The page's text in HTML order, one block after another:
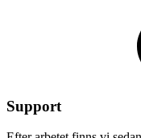
Support